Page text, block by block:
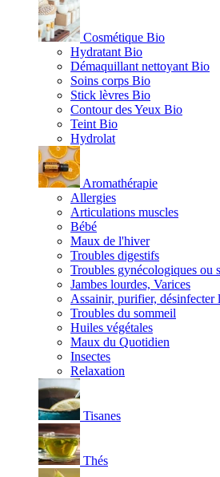
Cosmétique Bio
Hydratant Bio
Démaquillant nettoyant Bio
Soins corps Bio
Stick lèvres Bio
Contour des Yeux Bio
Teint Bio
Hydrolat
Aromathérapie
Allergies
Articulations muscles
Bébé
Maux de l'hiver
Troubles digestifs
Troubles gynécologiques ou
Jambes lourdes, Varices
Assainir, purifier, désinfecter
Troubles du sommeil
Huiles végétales
Maux du Quotidien
Insectes
Relaxation
Tisanes
Thés